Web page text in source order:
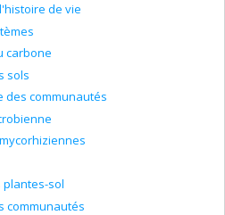
de vie
carbone
sols
des communautés
sol
communautés